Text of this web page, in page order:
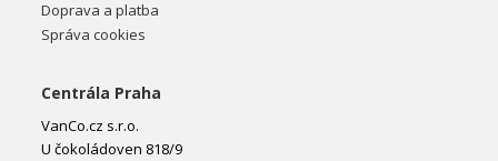
Doprava a platba
Správa cookies
Centrála Praha
VanCo.cz s.r.o.
U čokoládoven 818/9